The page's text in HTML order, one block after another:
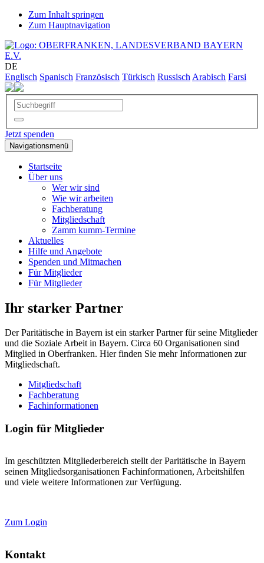
Zum Inhalt springen
Zum Hauptnavigation
DE
Englisch Spanisch Französisch Türkisch Russisch Arabisch Farsi
Jetzt spenden
Navigationsmenü
Startseite
Über uns
Wer wir sind
Wie wir arbeiten
Fachberatung
Mitgliedschaft
Zamm kumm-Termine
Aktuelles
Hilfe und Angebote
Spenden und Mitmachen
Für Mitglieder
Für Mitglieder
Ihr starker Partner
Der Paritätische in Bayern ist ein starker Partner für seine Mitglieder
und die Soziale Arbeit in Bayern. Circa 60 Organisationen sind
Mitglied in Oberfranken. Hier finden Sie mehr Informationen zur
Mitgliedschaft.
Mitgliedschaft
Fachberatung
Fachinformationen
Login für Mitglieder
Im geschützten Mitgliederbereich stellt der Paritätische in Bayern
seinen Mitgliedsorganisationen Fachinformationen, Arbeitshilfen
und viele weitere Informationen zur Verfügung.
Zum Login
Kontakt